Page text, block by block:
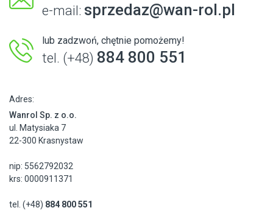
e-mail: sprzedaz@wan-rol.pl
lub zadzwoń, chętnie pomożemy!
tel. (+48) 884 800 551
Adres:
Wanrol Sp. z o.o.
ul. Matysiaka 7
22-300 Krasnystaw
nip: 5562792032
krs: 0000911371
tel. (+48) 884 800 551